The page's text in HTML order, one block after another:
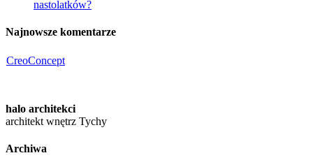
nastolatków?
Najnowsze komentarze
CreoConcept
halo architekci
architekt wnętrz Tychy
Archiwa